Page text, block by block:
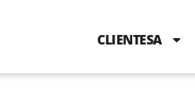
CLIENTESA